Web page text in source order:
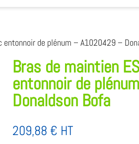
de plénum – A1020429 –
Bras de maintien
entonnoir de
Donaldson Bofa
209,88 € HT